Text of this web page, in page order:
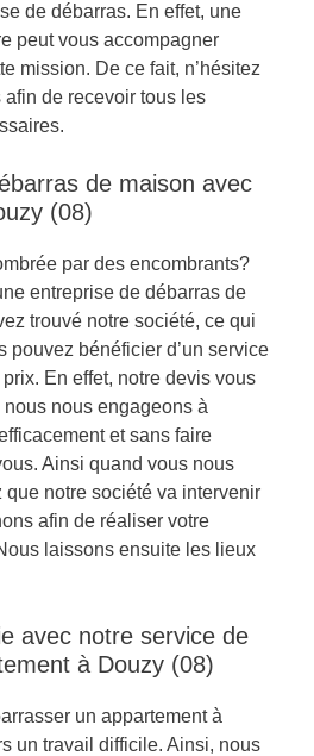
de débarras. En effet, une
peut vous accompagner
mission. De ce fait, n’hésitez
de recevoir tous les
de maison avec
(08)
par des encombrants?
entreprise de débarras de
trouvé notre société, ce qui
pouvez bénéficier d’un service
En effet, notre devis vous
nous engageons à
et sans faire
Ainsi quand vous nous
que notre société va intervenir
afin de réaliser votre
laissons ensuite les lieux
avec notre service de
à Douzy (08)
un appartement à
un travail difficile. Ainsi, nous